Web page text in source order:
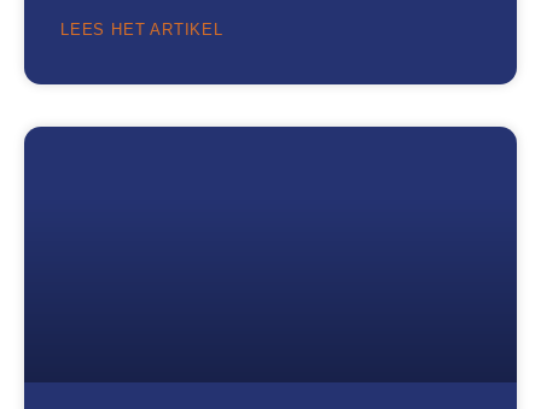
LEES HET ARTIKEL